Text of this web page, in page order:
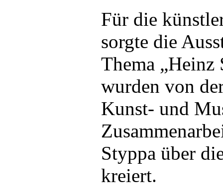
Für die
sorgte die
Thema
wurden von
Kunst- und
Styppa über
kreiert.